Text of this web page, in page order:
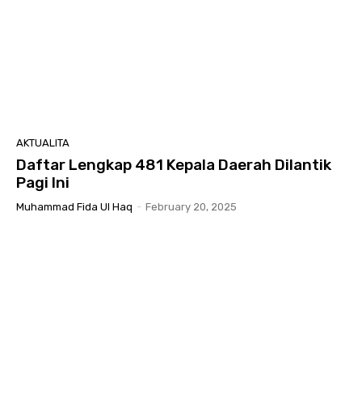
AKTUALITA
Daftar Lengkap 481 Kepala Daerah Dilantik
Pagi Ini
Muhammad Fida Ul Haq - February 20, 2025